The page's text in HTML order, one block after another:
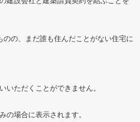
の、まだ誰も住んだことがない住宅に
ただくことができません。
の場合に表示されます。